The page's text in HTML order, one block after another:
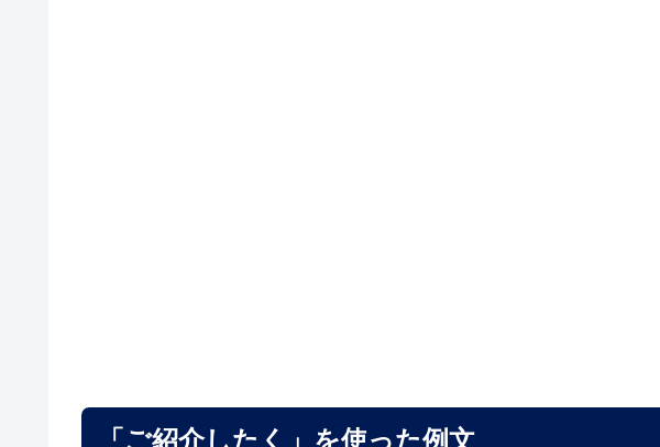
「ご紹介したく」を使った例文